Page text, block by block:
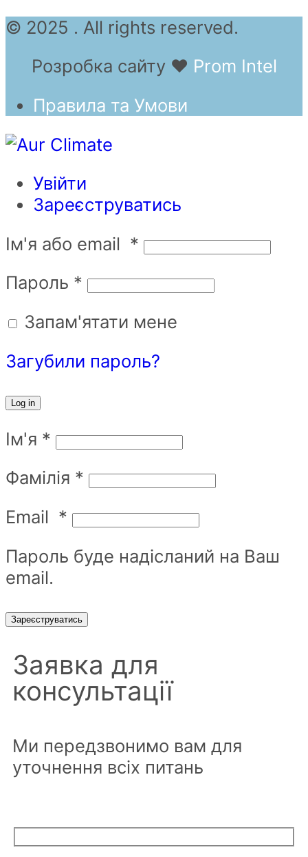
© 2025 . All rights reserved.
Розробка сайту ❤ Prom Intel
Правила та Умови
Увійти
Зареєструватись
Ім'я або email *
Пароль *
Запам'ятати мене
Загубили пароль?
Log in
Ім'я *
Фамілія *
Email *
Пароль буде надісланий на Ваш
email.
Зареєструватись
Заявка для
консультації
Ми передзвонимо вам для
уточнення всіх питань